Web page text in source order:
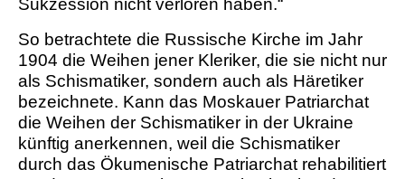
Sukzession nicht verloren haben.“
So betrachtete die Russische Kirche im Jahr
1904 die Weihen jener Kleriker, die sie nicht nur
als Schismatiker, sondern auch als Häretiker
bezeichnete. Kann das Moskauer Patriarchat
die Weihen der Schismatiker in der Ukraine
künftig anerkennen, weil die Schismatiker
durch das Ökumenische Patriarchat rehabilitiert